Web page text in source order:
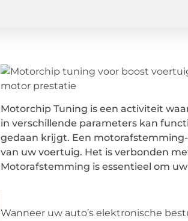
Motorchip Tuning is een activiteit
in verschillende parameters kan
gedaan krijgt. Een
van uw voertuig. Het is verbonden
Motorafstemming is essentieel om
Wanneer uw auto’s elektronische